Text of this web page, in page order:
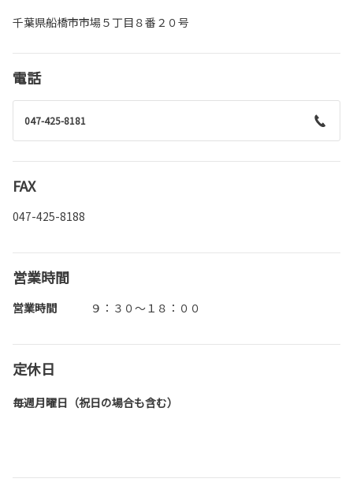
千葉県船橋市市場５丁目８番２０号
電話
047-425-8181
FAX
047-425-8188
営業時間
営業時間 ９：３０～１８：００
定休日
毎週月曜日（祝日の場合も含む）